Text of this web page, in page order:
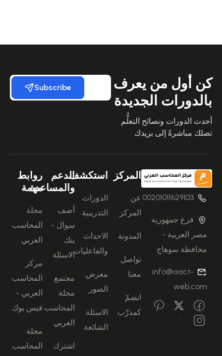
كن أول من يعرف
بالدورات الجديدة
أحدث الدورات ونصائح التعلُّم
تصلك مباشرةً إلى بريدك
Subscribe
00201011629103
فرع جمهورية
مصر العربية -
محافظة سوهاج
info@aact-
web.com
المركز
عن
المركز
المدونة
تواصل
معنا
انضمّ
كمدرِّب
استكشف
الدورات
التدريبية
الاحداث
والفاعليات
معرض
الصور
الاسئلة
الشائعة
الدعم
والمساعدة
أضف
سوال -
بنك
الاسئلة
مجتمع
مجلة
المحاسب
العربي
اشترك
روابط
مهمة
مجلة
المحاسب
العربي
مركز
المحاسب
العربي -
فيس بوك
مجلة
المحاسب